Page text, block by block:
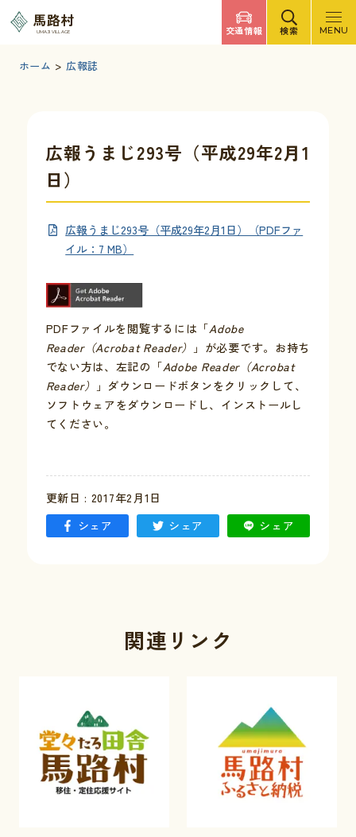
馬路村
UMAJI VILLAGE 交通情報 検索 MENU
ホーム > 広報誌
広報うまじ293号（平成29年2月1
日）
広報うまじ293号（平成29年2月1日）（PDFファ
イル：7 MB）
PDFファイルを閲覧するには「Adobe
Reader（Acrobat Reader） 」が必要です。お持ち
でない方は、左記の「Adobe Reader（Acrobat
Reader） 」ダウンロードボタンをクリックして、
ソフトウェアをダウンロードし、インストールし
てください。
更新日 : 2017年2月1日
シェア
シェア シェア
関連リンク
観光・イベント
移住・定住
ふるさと納税
お問い合わせ
例規集
文字サイズ